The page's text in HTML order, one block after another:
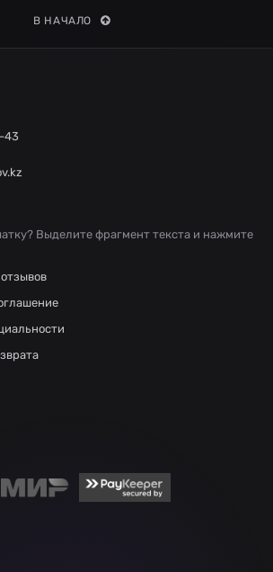
В НАЧАЛО
43
Выделите фрагмент текста и нажмите